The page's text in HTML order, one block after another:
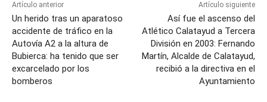
Artículo anterior
Un herido tras un aparatoso
accidente de tráfico en la
Autovía A2 a la altura de
Bubierca: ha tenido que ser
excarcelado por los
bomberos
Artículo siguiente
Así fue el ascenso del
Atlético Calatayud a Tercera
División en 2003: Fernando
Martín, Alcalde de Calatayud,
recibió a la directiva en el
Ayuntamiento